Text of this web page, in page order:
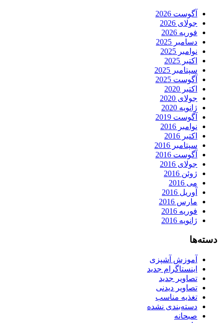
آگوست 2026
جولای 2026
فوریه 2026
دسامبر 2025
نوامبر 2025
اکتبر 2025
سپتامبر 2025
آگوست 2025
اکتبر 2020
جولای 2020
ژانویه 2020
آگوست 2019
نوامبر 2016
اکتبر 2016
سپتامبر 2016
آگوست 2016
جولای 2016
ژوئن 2016
می 2016
آوریل 2016
مارس 2016
فوریه 2016
ژانویه 2016
دسته‌ها
آموزش آشپزی
اینستاگرام جدید
تصاویر جدید
تصاویر دیدنی
تغذیه مناسب
دسته‌بندی نشده
صبحانه